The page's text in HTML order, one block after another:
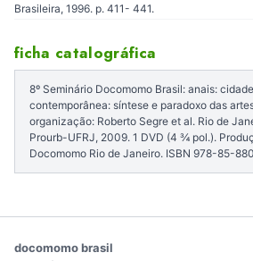
Brasileira, 1996. p. 411- 441.
ficha catalográfica
8º Seminário Docomomo Brasil: anais:
contemporânea: síntese e paradoxo das
organização: Roberto Segre et al. Rio de
Prourb-UFRJ, 2009. 1 DVD (4 ¾ pol.).
Docomomo Rio de Janeiro. ISBN 978-85-
docomomo brasil